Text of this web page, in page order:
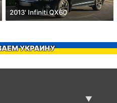
2013' Infiniti QX60
УКРАИНУ